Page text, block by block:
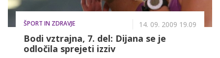
ŠPORT IN ZDRAVJE 14. 09. 2009 19.09
Bodi vztrajna, 7. del: Dijana se je
odločila sprejeti izziv